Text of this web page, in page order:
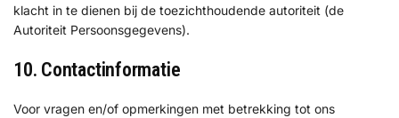
klacht in te dienen bij de toezichthoudende autoriteit (de
Autoriteit Persoonsgegevens).
10. Contactinformatie
Voor vragen en/of opmerkingen met betrekking tot ons